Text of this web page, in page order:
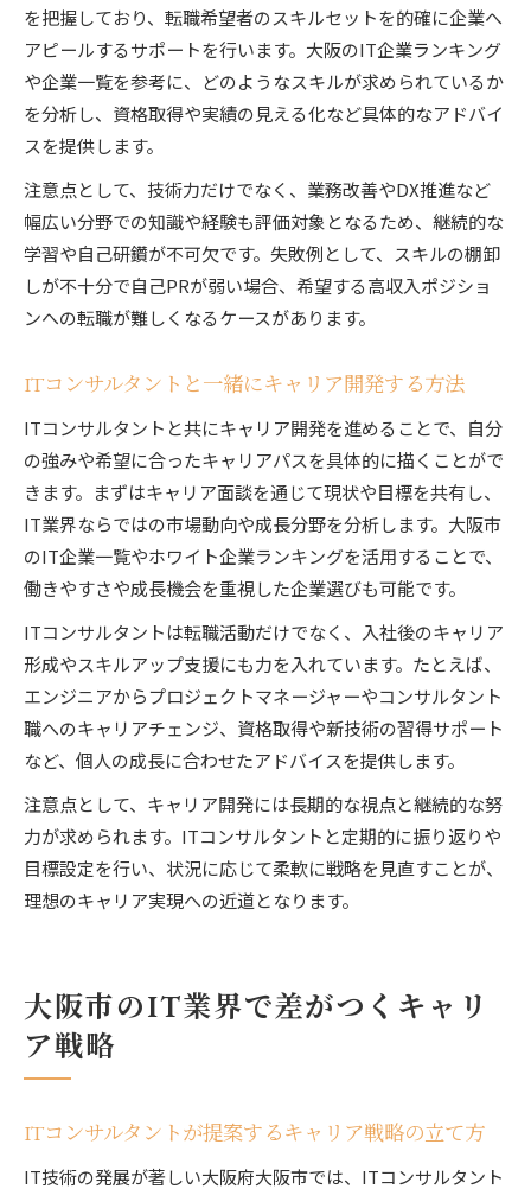
を把握しており、転職希望者のスキルセットを的確に企業へ
アピールするサポートを行います。大阪のIT企業ランキング
や企業一覧を参考に、どのようなスキルが求められているか
を分析し、資格取得や実績の見える化など具体的なアドバイ
スを提供します。
注意点として、技術力だけでなく、業務改善やDX推進など
幅広い分野での知識や経験も評価対象となるため、継続的な
学習や自己研鑽が不可欠です。失敗例として、スキルの棚卸
しが不十分で自己PRが弱い場合、希望する高収入ポジショ
ンへの転職が難しくなるケースがあります。
ITコンサルタントと一緒にキャリア開発する方法
ITコンサルタントと共にキャリア開発を進めることで、自分
の強みや希望に合ったキャリアパスを具体的に描くことがで
きます。まずはキャリア面談を通じて現状や目標を共有し、
IT業界ならではの市場動向や成長分野を分析します。大阪市
のIT企業一覧やホワイト企業ランキングを活用することで、
働きやすさや成長機会を重視した企業選びも可能です。
ITコンサルタントは転職活動だけでなく、入社後のキャリア
形成やスキルアップ支援にも力を入れています。たとえば、
エンジニアからプロジェクトマネージャーやコンサルタント
職へのキャリアチェンジ、資格取得や新技術の習得サポート
など、個人の成長に合わせたアドバイスを提供します。
注意点として、キャリア開発には長期的な視点と継続的な努
力が求められます。ITコンサルタントと定期的に振り返りや
目標設定を行い、状況に応じて柔軟に戦略を見直すことが、
理想のキャリア実現への近道となります。
大阪市のIT業界で差がつくキャリ
ア戦略
ITコンサルタントが提案するキャリア戦略の立て方
IT技術の発展が著しい大阪府大阪市では、ITコンサルタント